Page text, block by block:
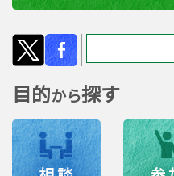
目的から探す